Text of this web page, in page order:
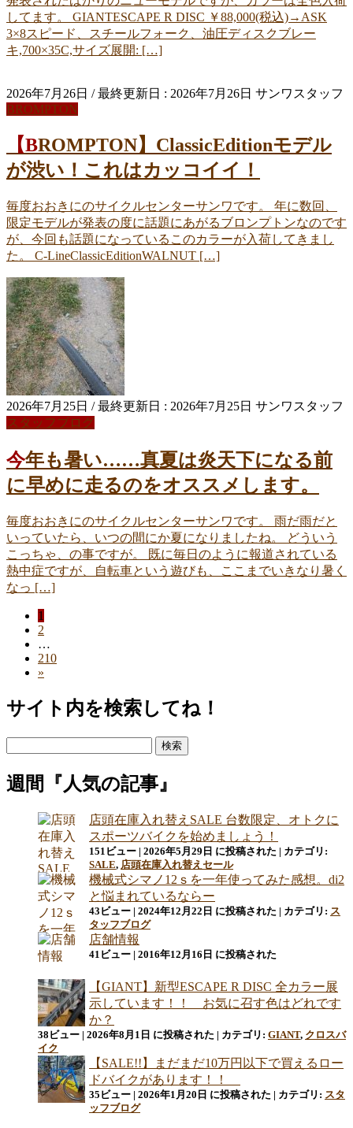
してます。 GIANTESCAPE R DISC ￥88,000(税込)→ASK
3×8スピード、スチールフォーク、油圧ディスクブレー
キ,700×35C,サイズ展開: […]
2026年7月26日 / 最終更新日 : 2026年7月26日 サンワスタッフ
BROMPTON
【BROMPTON】ClassicEditionモデル
が渋い！これはカッコイイ！
毎度おおきにのサイクルセンターサンワです。 年に数回、
限定モデルが発表の度に話題にあがるブロンプトンなのです
が、今回も話題になっているこのカラーが入荷してきまし
た。 C-LineClassicEditionWALNUT […]
2026年7月25日 / 最終更新日 : 2026年7月25日 サンワスタッフ
スタッフブログ
今年も暑い……真夏は炎天下になる前
に早めに走るのをオススメします。
毎度おおきにのサイクルセンターサンワです。 雨だ雨だと
いっていたら、いつの間にか夏になりましたね。 どういう
こっちゃ、の事ですが。 既に毎日のように報道されている
熱中症ですが、自転車という遊びも、ここまでいきなり暑く
なっ […]
ビ
ゲ
シ
ョ
ペ
ー
ジ
1
ペ
ー
ジ
2
…
ペ
ー
210
»
サイト内を検索してね！
週間『人気の記事』
店頭在庫入れ替えSALE 台数限定、オトクに
スポーツバイクを始めましょう！
151ビュー | 2026年5月29日 に投稿された | カテゴリ:
SALE, 店頭在庫入れ替えセール
機械式シマノ12ｓを一年使ってみた感想。di2
と悩まれているならー
43ビュー | 2024年12月22日 に投稿された | カテゴリ: ス
タッフブログ
店舗情報
41ビュー | 2016年12月16日 に投稿された
【GIANT】新型ESCAPE R DISC 全カラー展
示しています！！ お気に召す色はどれです
か？
38ビュー | 2026年8月1日 に投稿された | カテゴリ: GIANT, クロスバ
イク
【SALE!!】まだまだ10万円以下で買えるロー
ドバイクがあります！！
35ビュー | 2026年1月20日 に投稿された | カテゴリ: スタ
ッフブログ